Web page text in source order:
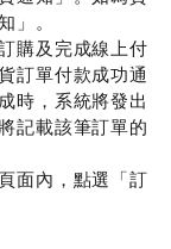
」。
購及完成線上付
訂單付款成功通
時，系統將發出
記載該筆訂單的
面內，點選「訂